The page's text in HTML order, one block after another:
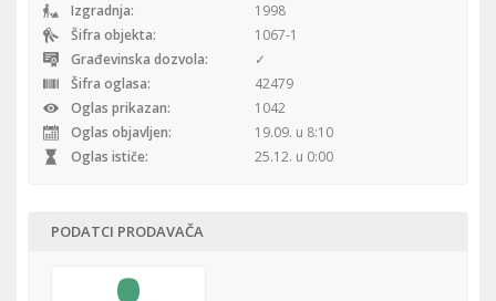
Izgradnja:
1998
Šifra objekta:
1067-1
Građevinska dozvola:
✓
Šifra oglasa:
42479
Oglas prikazan:
1042
Oglas objavljen:
19.09. u 8:10
Oglas ističe:
25.12. u 0:00
PODATCI PRODAVAČA